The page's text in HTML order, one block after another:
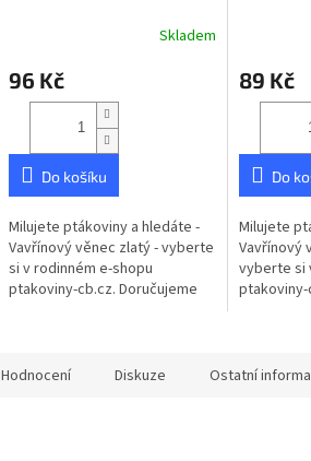
Skladem
96 Kč
Do košíku
Milujete ptákoviny a hledáte -
Vavřínový věnec zlatý - vyberte
si v rodinném e-shopu
ptakoviny-cb.cz. Doručujeme
89 Kč
Do
Milujete
Vavřínový
vyberte si
ptakoviny-
Hodnocení Diskuze Ostatní